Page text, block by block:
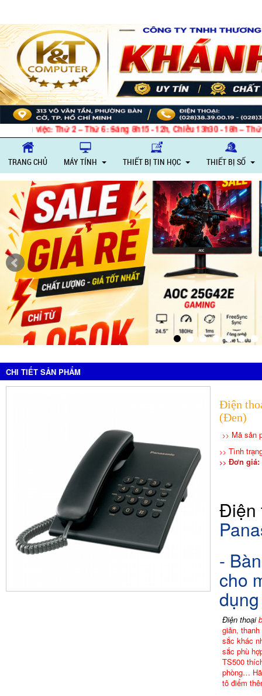
Thứ 2 – Thứ 6: Sáng 8h15 - 12h, Chiều 13h30 - 18h – Thứ 7: Sáng
TRANG CHỦ MÁY TÍNH THIẾT BỊ TIN HỌC THIẾT BỊ SỐ
CHI TIẾT SẢN PHẨM
Điện
(Đen)
>> Mã sản
>> Tình
>> Đơn giá:
Điện
-
cho
dụng
Điện thoại
giản,
sắc khác
sắc phù
TS500
phòng…
tô điểm